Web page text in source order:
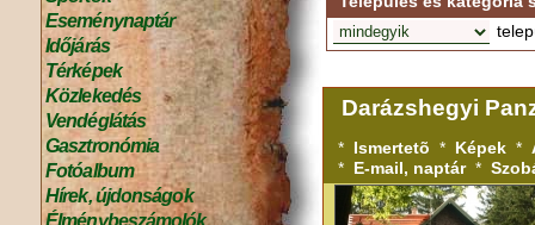
Eseménynaptár
Időjárás
Térképek
Közlekedés
Vendéglátás
Gasztronómia
Fotóalbum
Hírek, újdonságok
Élménybeszámolók
Darázshegyi
* Ismertetõ * Képek *
* E-mail, naptár *